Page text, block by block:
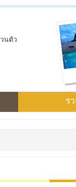
นตัว
ร